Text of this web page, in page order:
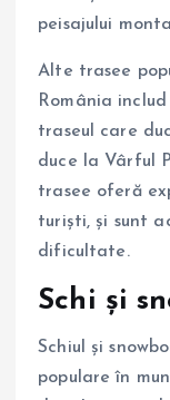
peisajului
Alte trasee
România
traseul care
duce la Vârful
trasee oferă
turiști, și sunt
dificultate.
Schi și
Schiul și
populare în